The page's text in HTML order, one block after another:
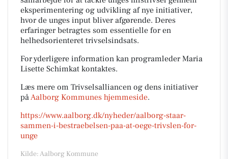
eksperimentering og udvikling af nye initiativer,
hvor de unges input bliver afgørende. Deres
erfaringer betragtes som essentielle for en
helhedsorienteret trivselsindsats.
For yderligere information kan programleder Maria
Lisette Schimkat kontaktes.
Læs mere om Trivselsalliancen og dens initiativer
påAalborg Kommunes hjemmeside.
https://www.aalborg.dk/nyheder/aalborg-staar-
sammen-i-bestraebelsen-paa-at-oege-trivslen-for-
unge
Kilde: Aalborg Kommune